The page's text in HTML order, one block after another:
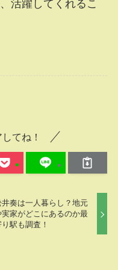
活躍してくれるこ
てね！
井奏は一人暮らし？地元
実家がどこにあるのか最
駅も調査！